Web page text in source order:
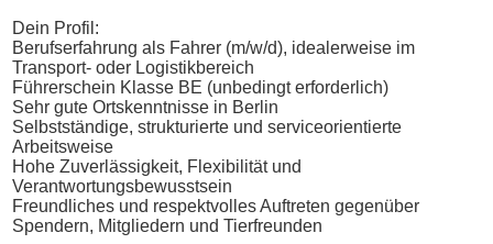
Dein Profil:
Berufserfahrung als Fahrer (m/w/d), idealerweise im
Transport- oder Logistikbereich
Führerschein Klasse BE (unbedingt erforderlich)
Sehr gute Ortskenntnisse in Berlin
Selbstständige, strukturierte und serviceorientierte
Arbeitsweise
Hohe Zuverlässigkeit, Flexibilität und
Verantwortungsbewusstsein
Freundliches und respektvolles Auftreten gegenüber
Spendern, Mitgliedern und Tierfreunden